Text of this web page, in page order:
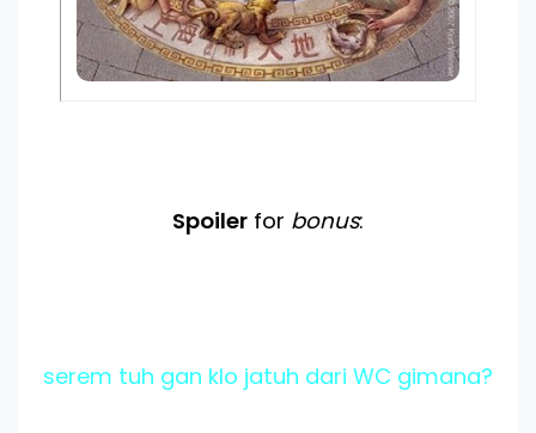
Spoiler for bonus:
serem tuh gan klo jatuh dari WC gimana?